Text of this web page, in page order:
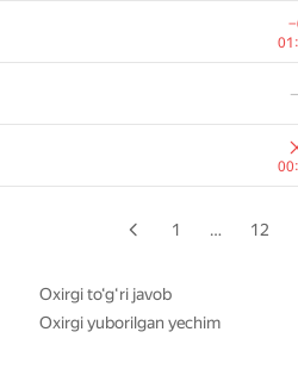
1 … 12
Oxirgi to‘g‘ri javob
Oxirgi yuborilgan yechim